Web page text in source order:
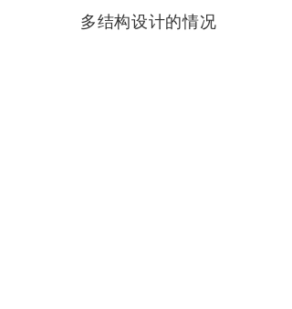
多结构设计的情况